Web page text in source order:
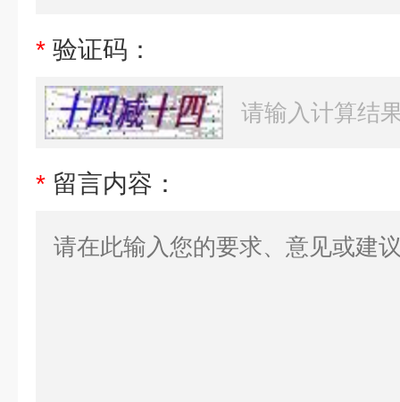
* 验证码：
* 留言内容：